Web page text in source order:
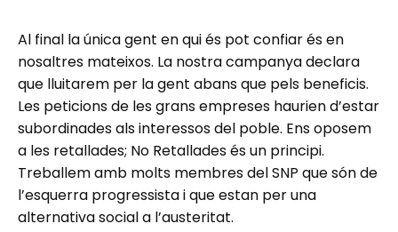
Al final la única gent en qui és pot confiar és en
nosaltres mateixos. La nostra campanya declara
que lluitarem per la gent abans que pels beneficis.
Les peticions de les grans empreses haurien d’estar
subordinades als interessos del poble. Ens oposem
a les retallades; No Retallades és un principi.
Treballem amb molts membres del SNP que són de
l’esquerra progressista i que estan per una
alternativa social a l’austeritat.